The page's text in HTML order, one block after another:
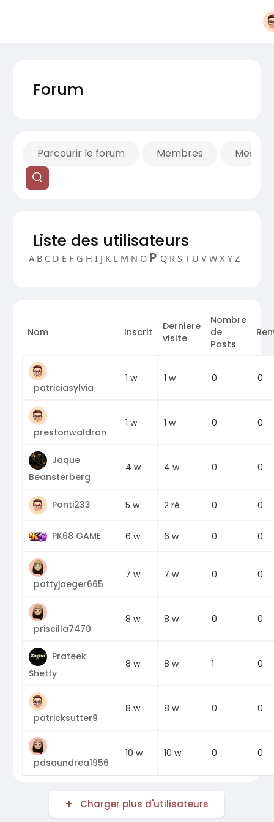
Forum
Parcourir le forum Membres Mes fils
Liste des utilisateurs
A B C D E F G H I J K L M N O P Q R S T U V WX Y Z
Nom Inscrit
Derniere
visite
Nombre
de
Posts
patriciasylvia
1 w 1 w 0 0
prestonwaldron
1 w 1 w 0 0
Jaque
Beansterberg
4 w 4 w 0 0
Ponti233 5 w 2 ré 0 0
PK68 GAME 6 w 6 w 0 0
pattyjaeger665
7 w 7 w 0 0
priscilla7470
8 w 8 w 0 0
Prateek
Shetty
8 w 8 w 1 0
patricksutter9
8 w 8 w 0 0
pdsaundrea1956
10 w 10 w 0 0
Charger plus d'utilisateurs